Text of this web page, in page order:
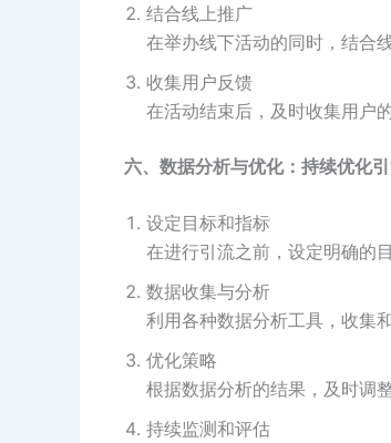
结合线上推广
在举办线下活动的同时，结合
收集用户反馈
在活动结束后，及时收集用户
六、数据分析与优化：持续优化
设定目标和指标
在进行引流之前，设定明确的
数据收集与分析
利用各种数据分析工具，收集
优化策略
根据数据分析的结果，及时调
持续监测和评估